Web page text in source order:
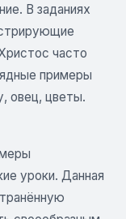
В заданиях
часто
примеры
овец, цветы.
уроки. Данная